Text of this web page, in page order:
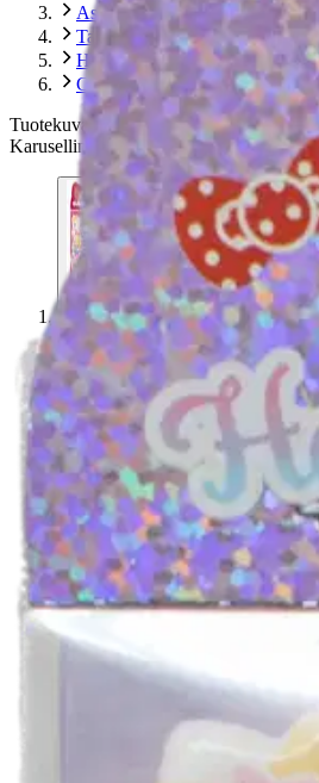
Askartelu
Tarrat ja kiiltokuvat
Hahmotarrat
Comansi pehmotarrat Hello Kitty
Tuotekuvat- ja videot
Ohita tuotekuvat
Karusellin pikakuvakkeet